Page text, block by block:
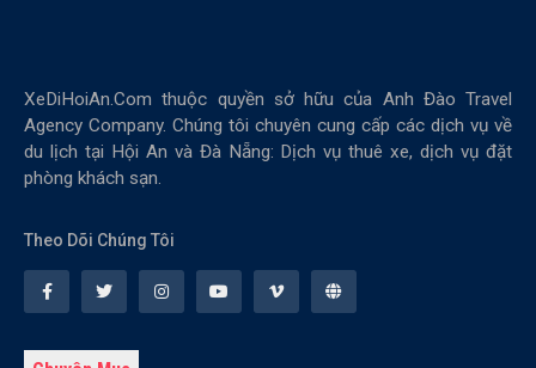
XeDiHoiAn.Com thuộc quyền sở hữu của Anh Đào Travel
Agency Company. Chúng tôi chuyên cung cấp các dịch vụ về
du lịch tại Hội An và Đà Nẵng: Dịch vụ thuê xe, dịch vụ đặt
phòng khách sạn.
Theo Dõi Chúng Tôi